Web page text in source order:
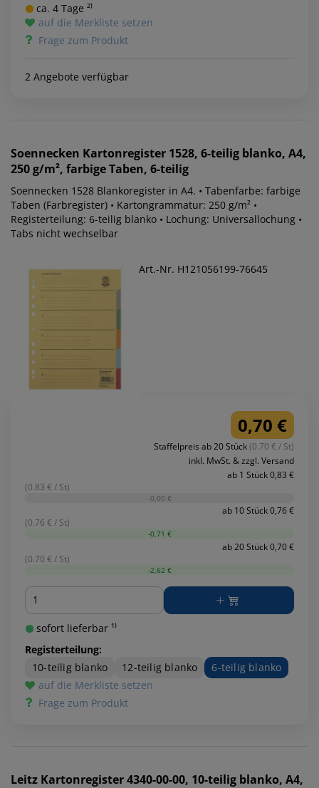
ca. 4 Tage ²⁾
auf die Merkliste setzen
Frage zum Produkt
2 Angebote verfügbar
Soennecken Kartonregister 1528, 6-teilig blanko, A4,
250 g/m², farbige Taben, 6-teilig
Soennecken 1528 Blankoregister in A4. • Tabenfarbe: farbige
Taben (Farbregister) • Kartongrammatur: 250 g/m² •
Registerteilung: 6-teilig blanko • Lochung: Universallochung •
Tabs nicht wechselbar
Art.-Nr. H121056199-76645
0,70 €
Staffelpreis ab 20 Stück(0.70 € / St)
inkl. MwSt. & zzgl. Versand
ab 1 Stück 0,83 €
(0.83 € / St)
-0,00 €
ab 10 Stück 0,76 €
(0.76 € / St)
-0,71 €
ab 20 Stück 0,70 €
(0.70 € / St)
-2,62 €
Menge
sofort lieferbar ¹⁾
Registerteilung:
10-teilig blanko
12-teilig blanko
6-teilig blanko
auf die Merkliste setzen
Frage zum Produkt
Leitz Kartonregister 4340-00-00, 10-teilig blanko, A4,